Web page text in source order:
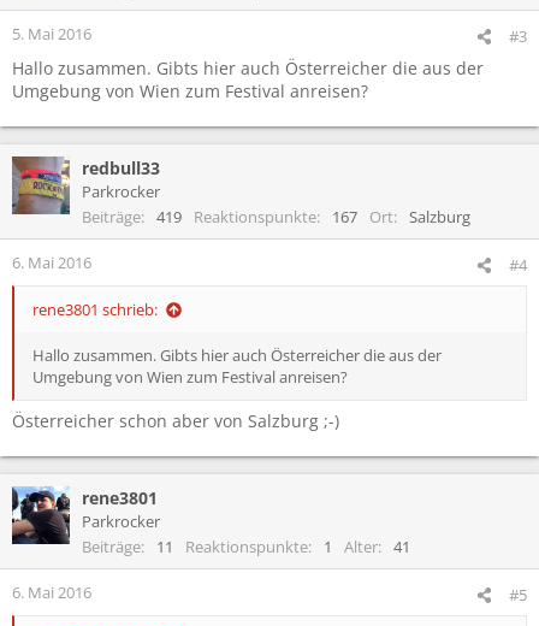
5. Mai 2016 #3
Hallo zusammen. Gibts hier auch Österreicher die aus der
Umgebung von Wien zum Festival anreisen?
redbull33
Parkrocker
Beiträge
419 Reaktionspunkte 167 Ort Salzburg
6. Mai 2016 #4
rene3801 schrieb:
Hallo zusammen. Gibts hier auch Österreicher die aus der
Umgebung von Wien zum Festival anreisen?
Österreicher schon aber von Salzburg ;-)
rene3801
Parkrocker
Beiträge
11 Reaktionspunkte 1 Alter 41
6. Mai 2016 #5